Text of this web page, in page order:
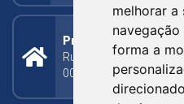
melhorar a
forma a
Prefeitura Municipal
Rua Silva Jardim, 505 -
000